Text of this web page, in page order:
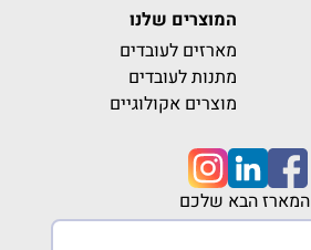
המוצרים שלנו
מארזים לעובדים
מתנות לעובדים
מוצרים אקולוגיים
הבא שלכם